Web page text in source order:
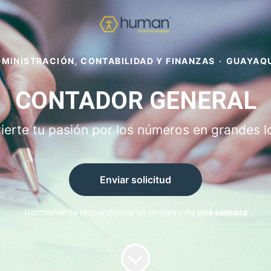
CONTABILIDAD Y FINANZAS ·
CONTADOR GENERAL
tu pasión por los números en grandes
Enviar solicitud
Normalmente respondemos en un plazo de una semana